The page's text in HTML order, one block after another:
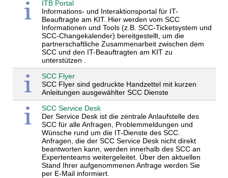
ITB Portal
Informations- und Interaktionsportal für IT-
Beauftragte am KIT. Hier werden vom SCC
Informationen und Tools (z.B. SCC-Ticketsystem und
SCC-Changekalender) bereitgestellt, um die
partnerschaftliche Zusammenarbeit zwischen dem
SCC und den IT-Beauftragten am KIT zu
unterstützen .
SCC Flyer
SCC Flyer sind gedruckte Handzettel mit kurzen
Anleitungen ausgewählter SCC Dienste
SCC Service Desk
Der Service Desk ist die zentrale Anlaufstelle des
SCC für alle Anfragen, Problemmeldungen und
Wünsche rund um die IT-Dienste des SCC.
Anfragen, die der SCC Service Desk nicht direkt
beantworten kann, werden innerhalb des SCC an
Expertenteams weitergeleitet. Über den aktuellen
Stand Ihrer aufgenommenen Anfrage werden Sie
per E-Mail informiert.